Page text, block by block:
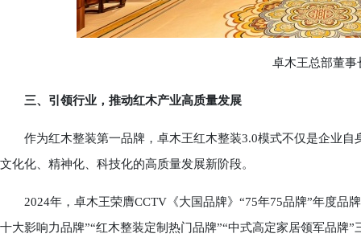
卓木王总部董事
三、引领行业，推动红木产业高质量发展
作为红木整装第一品牌，卓木王红木整装3.0模式不仅是企业自
文化化、精神化、科技化的高质量发展新阶段。
2024年，卓木王荣膺CCTV《大国品牌》“75年75品牌”年度品
十大影响力品牌”“红木整装定制热门品牌”“中式高定家居领军品牌